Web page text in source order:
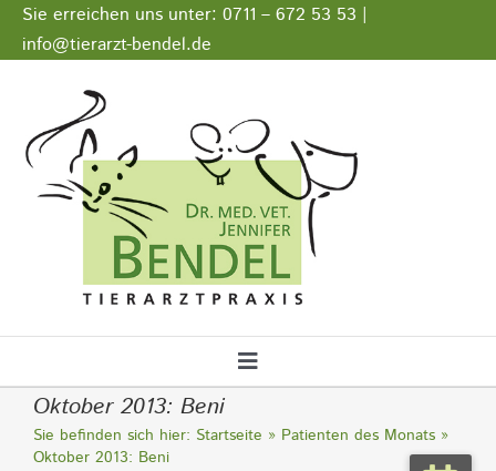
Zum
Inhalt
Sie erreichen uns unter: 0711 – 672 53 53 |
info@tierarzt-bendel.de
Stellenangebote
Impressum
Datenschutz
Toggle
Startseite
Oktober 2013: Beni
Sie befinden sich hier: Startseite
Patienten des Monats
Oktober 2013: Beni